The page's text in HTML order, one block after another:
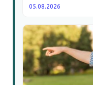
05.08.2026